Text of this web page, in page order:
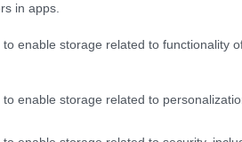
in apps.
enable storage related to functionality
enable storage related to
εντάθηκε, καθώς εκδόθηκαν
που ζητούσαν εξηγήσεις